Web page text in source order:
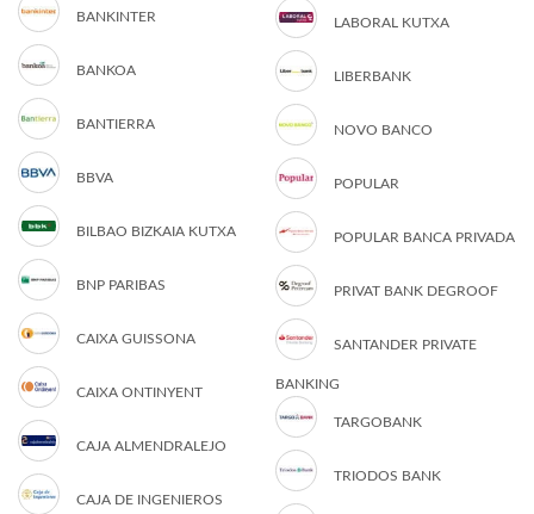
BANKINTER
BANKOA
BANTIERRA
BBVA
BILBAO BIZKAIA KUTXA
BNP PARIBAS
CAIXA GUISSONA
CAIXA ONTINYENT
CAJA ALMENDRALEJO
CAJA DE INGENIEROS
LABORAL KUTXA
LIBERBANK
NOVO BANCO
POPULAR
POPULAR BANCA PRIVADA
PRIVAT BANK DEGROOF
SANTANDER PRIVATE
BANKING
TARGOBANK
TRIODOS BANK